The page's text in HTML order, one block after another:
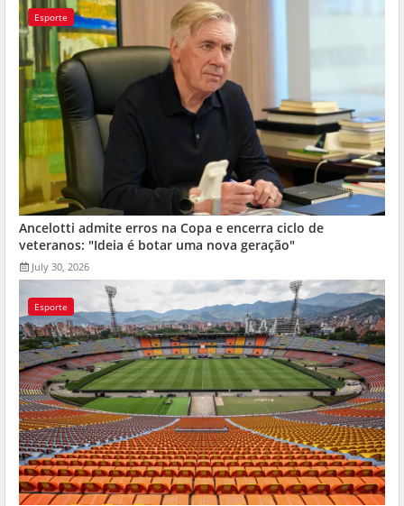
Esporte
Ancelotti admite erros na Copa e encerra ciclo de
veteranos: "Ideia é botar uma nova geração"
July 30, 2026
Esporte